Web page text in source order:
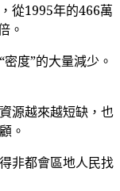
從1995年的466萬
。
度”的大量減少。
源越來越短缺，也
。
非都會區地人民找